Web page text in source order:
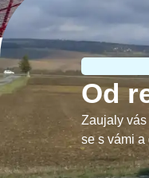
Od
Zaujaly
se s vámi a